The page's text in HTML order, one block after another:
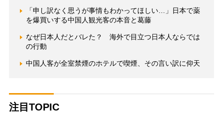
「申し訳なく思うが事情もわかってほしい…」日本で薬
を爆買いする中国人観光客の本音と葛藤
なぜ日本人だとバレた？ 海外で目立つ日本人ならでは
の行動
中国人客が全室禁煙のホテルで喫煙、その言い訳に仰天
注目TOPIC